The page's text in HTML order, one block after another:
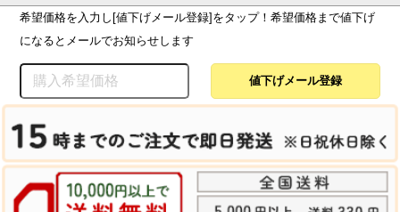
希望価格を入力し[値下げメール登録]をタップ！希望価格まで値下げ
になるとメールでお知らせします